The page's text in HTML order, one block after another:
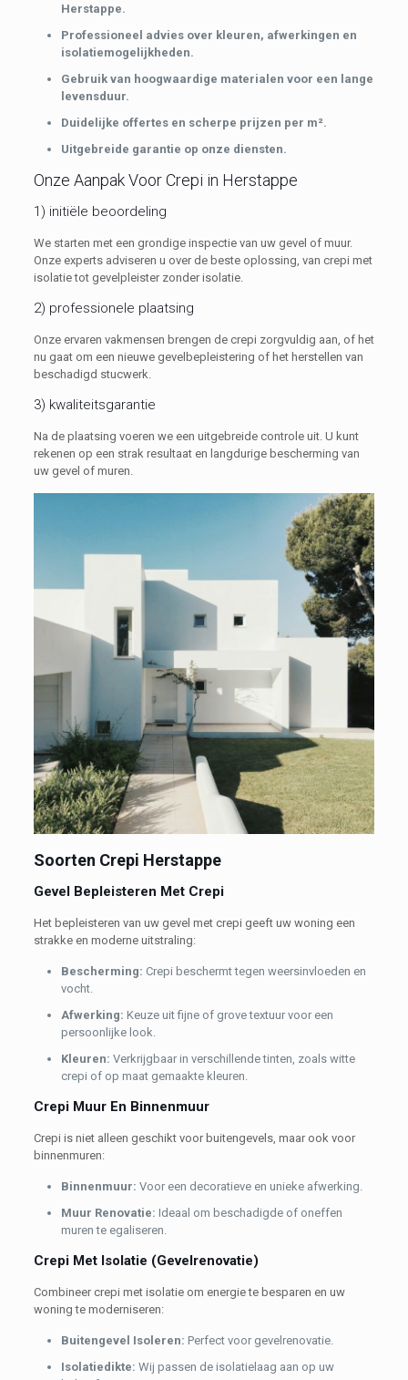
Herstappe.
Professioneel advies over kleuren, afwerkingen en
isolatiemogelijkheden.
Gebruik van hoogwaardige materialen voor een lange
levensduur.
Duidelijke offertes en scherpe prijzen per m².
Uitgebreide garantie op onze diensten.
Onze Aanpak Voor Crepi in Herstappe
1) initiële beoordeling
We starten met een grondige inspectie van uw gevel of muur.
Onze experts adviseren u over de beste oplossing, van crepi met
isolatie tot gevelpleister zonder isolatie.
2) professionele plaatsing
Onze ervaren vakmensen brengen de crepi zorgvuldig aan, of het
nu gaat om een nieuwe gevelbepleistering of het herstellen van
beschadigd stucwerk.
3) kwaliteitsgarantie
Na de plaatsing voeren we een uitgebreide controle uit. U kunt
rekenen op een strak resultaat en langdurige bescherming van
uw gevel of muren.
Soorten Crepi Herstappe
Gevel Bepleisteren Met Crepi
Het bepleisteren van uw gevel met crepi geeft uw woning een
strakke en moderne uitstraling:
Bescherming: Crepi beschermt tegen weersinvloeden en
vocht.
Afwerking: Keuze uit fijne of grove textuur voor een
persoonlijke look.
Kleuren: Verkrijgbaar in verschillende tinten, zoals witte
crepi of op maat gemaakte kleuren.
Crepi Muur En Binnenmuur
Crepi is niet alleen geschikt voor buitengevels, maar ook voor
binnenmuren:
Binnenmuur: Voor een decoratieve en unieke afwerking.
Muur Renovatie: Ideaal om beschadigde of oneffen
muren te egaliseren.
Crepi Met Isolatie (Gevelrenovatie)
Combineer crepi met isolatie om energie te besparen en uw
woning te moderniseren:
Buitengevel Isoleren: Perfect voor gevelrenovatie.
Isolatiedikte: Wij passen de isolatielaag aan op uw